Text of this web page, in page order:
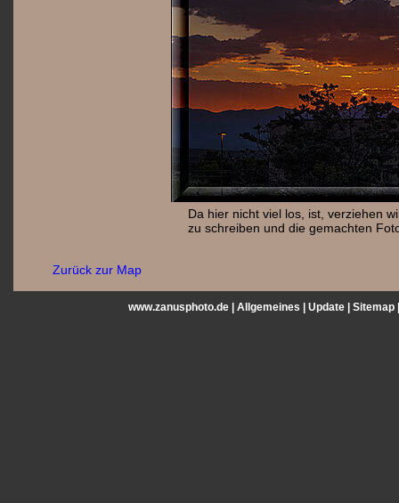
Da hier nicht viel los, ist, verziehen
zu schreiben und die gemachten
Zurück zur Map
www.zanusphoto.de | Allgemeines Update Sitemap